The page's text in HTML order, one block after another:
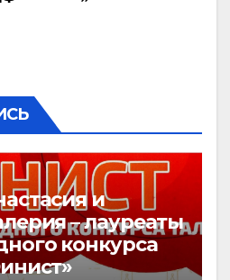
и
– лауреаты
конкурса